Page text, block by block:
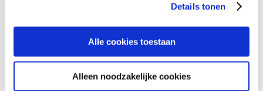
Details tonen
Alle cookies toestaan
Alleen noodzakelijke cookies